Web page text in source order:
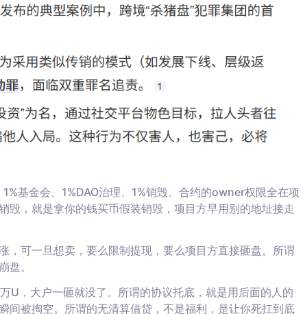
基金会、1%DAO治理、1%销毁。合约的owner权限全在项
毁，就是拿你的钱买币假装销毁，项目方早用别的地址接走
，可一旦想卖，要么限制提现，要么项目方直接砸盘。所谓
盘。
U，大户一砸就没了。所谓的协议托底，就是用后面的人的
间被掏空。所谓的无清算借贷，不是福利，是让你死扛到底